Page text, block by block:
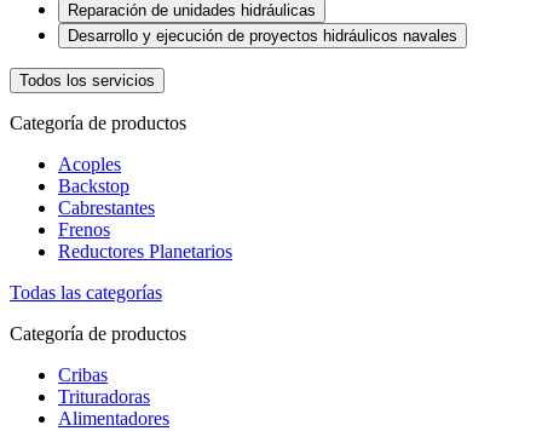
Reparación de unidades hidráulicas
Desarrollo y ejecución de proyectos hidráulicos navales
Todos los servicios
Categoría de productos
Acoples
Backstop
Cabrestantes
Frenos
Reductores Planetarios
Todas las categorías
Categoría de productos
Cribas
Trituradoras
Alimentadores